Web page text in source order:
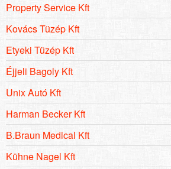
Property Service Kft
Kovács Tüzép Kft
Etyeki Tüzép Kft
Éjjeli Bagoly Kft
Unix Autó Kft
Harman Becker Kft
B.Braun Medical Kft
Kühne Nagel Kft